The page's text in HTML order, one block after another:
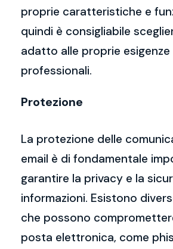
proprie caratteristiche e
quindi è consigliabile
adatto alle proprie
professionali.
Protezione
La protezione delle
email è di fondamentale
garantire la privacy e la
informazioni. Esistono
che possono
posta elettronica, come